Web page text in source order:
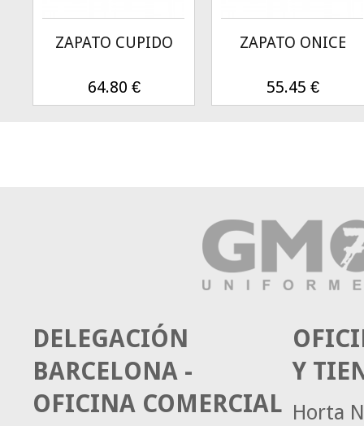
ZAPATO CUPIDO
64.80 €
ZAPATO ONICE
55.45 €
Y
Horta
DELEGACIÓN
BARCELONA -
OFICINA COMERCIAL